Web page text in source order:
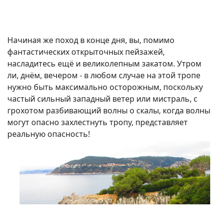
Начиная же поход в конце дня, вы, помимо
фантастических открыточных пейзажей,
насладитесь ещё и великолепным закатом. Утром
ли, днём, вечером - в любом случае на этой тропе
нужно быть максимально осторожным, поскольку
частый сильный западный ветер или мистраль, с
грохотом разбивающий волны о скалы, когда волны
могут опасно захлестнуть тропу, представляет
реальную опасность!